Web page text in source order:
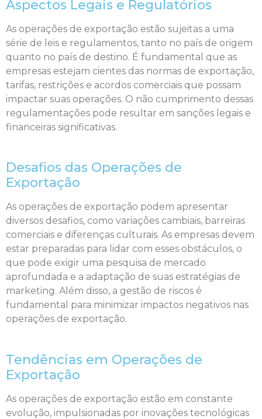
Aspectos Legais e Regulatórios
As operações de exportação estão sujeitas a uma
série de leis e regulamentos, tanto no país de origem
quanto no país de destino. É fundamental que as
empresas estejam cientes das normas de exportação,
tarifas, restrições e acordos comerciais que possam
impactar suas operações. O não cumprimento dessas
regulamentações pode resultar em sanções legais e
financeiras significativas.
Desafios das Operações de
Exportação
As operações de exportação podem apresentar
diversos desafios, como variações cambiais, barreiras
comerciais e diferenças culturais. As empresas devem
estar preparadas para lidar com esses obstáculos, o
que pode exigir uma pesquisa de mercado
aprofundada e a adaptação de suas estratégias de
marketing. Além disso, a gestão de riscos é
fundamental para minimizar impactos negativos nas
operações de exportação.
Tendências em Operações de
Exportação
As operações de exportação estão em constante
evolução, impulsionadas por inovações tecnológicas